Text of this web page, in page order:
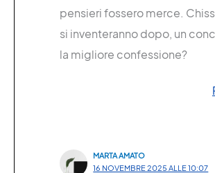
pensieri fossero merce.
si inventeranno dopo, un
la migliore confessione?
MARTA AMATO
16 NOVEMBRE 2025 ALLE 10:07